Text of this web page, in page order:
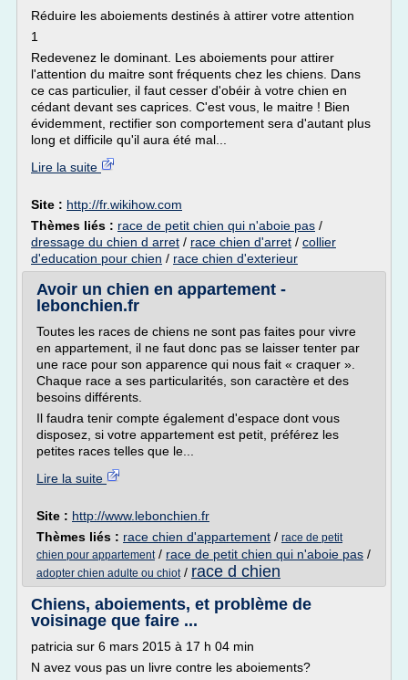
Réduire les aboiements destinés à attirer votre attention
1
Redevenez le dominant. Les aboiements pour attirer
l'attention du maitre sont fréquents chez les chiens. Dans
ce cas particulier, il faut cesser d'obéir à votre chien en
cédant devant ses caprices. C'est vous, le maitre ! Bien
évidemment, rectifier son comportement sera d'autant plus
long et difficile qu'il aura été mal...
Lire la suite
Site : http://fr.wikihow.com
Thèmes liés : race de petit chien qui n'aboie pas /
dressage du chien d arret / race chien d'arret / collier
d'education pour chien / race chien d'exterieur
Avoir un chien en appartement -
lebonchien.fr
Toutes les races de chiens ne sont pas faites pour vivre
en appartement, il ne faut donc pas se laisser tenter par
une race pour son apparence qui nous fait « craquer ».
Chaque race a ses particularités, son caractère et des
besoins différents.
Il faudra tenir compte également d'espace dont vous
disposez, si votre appartement est petit, préférez les
petites races telles que le...
Lire la suite
Site : http://www.lebonchien.fr
Thèmes liés : race chien d'appartement / race de petit
chien pour appartement/ race de petit chien qui n'aboie pas /
adopter chien adulte ou chiot/ race d chien
Chiens, aboiements, et problème de
voisinage que faire ...
patricia sur 6 mars 2015 à 17 h 04 min
N avez vous pas un livre contre les aboiements?